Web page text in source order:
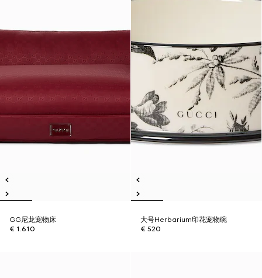
GG尼龙宠物床
€ 1.610
大号Herbarium印花宠物碗
€ 520